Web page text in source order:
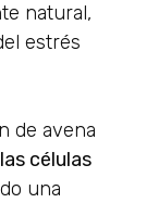
natural,
estrés
de avena
células
una